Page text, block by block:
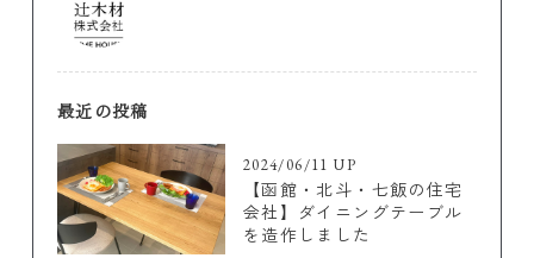
最近の投稿
2024/06/11 UP
【函館・北斗・七飯の住宅
会社】ダイニングテーブル
を造作しました